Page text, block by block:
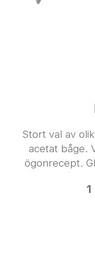
Stort val av
acetat båge.
ögonrecept.